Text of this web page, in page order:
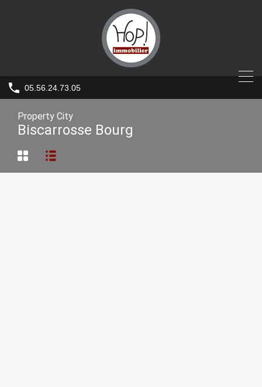
05.56.24.73.05
Property City
Biscarrosse Bourg